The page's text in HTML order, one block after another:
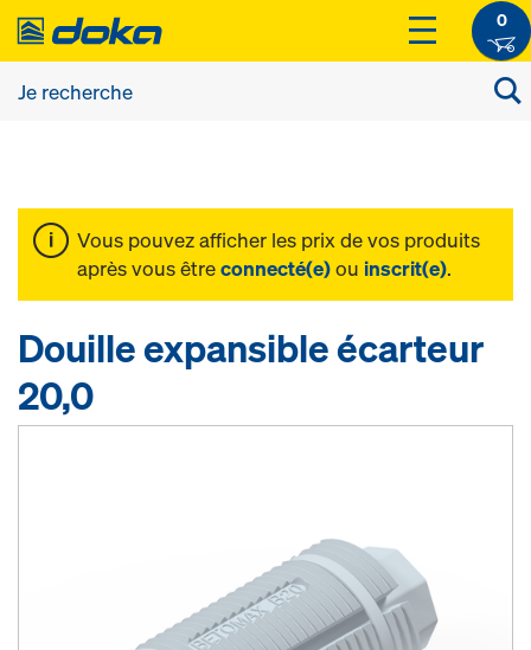
0
Vous pouvez afficher les prix de vos produits
après vous êtreconnecté(e)ou inscrit(e).
Douille expansible écarteur
20,0